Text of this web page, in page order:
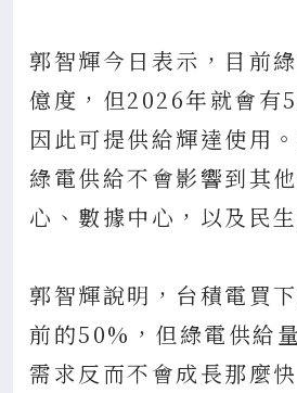
郭智輝今日表示，目前
億度，但2026年就會有
因此可提供給輝達使用
綠電供給不會影響到其
心、數據中心，以及民
郭智輝說明，台積電買
前的50%，但綠電供給
需求反而不會成長那麼